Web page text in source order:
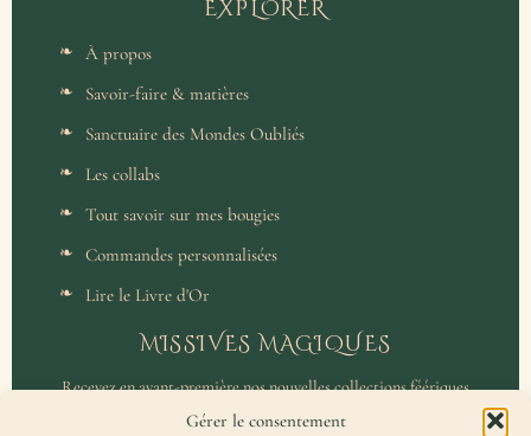
Gérer le consentement
EXPLORER
À propos
Savoir-faire & matières
Sanctuaire des Mondes Oubliés
Les collabs
Tout savoir sur mes bougies
Commandes personnalisées
Lire le Livre d'Or
MISSIVES MAGIQUES
Recevez en avant-première nos nouvelles collections féériques
et un accès privilégié aux coulisses de l'atelier.